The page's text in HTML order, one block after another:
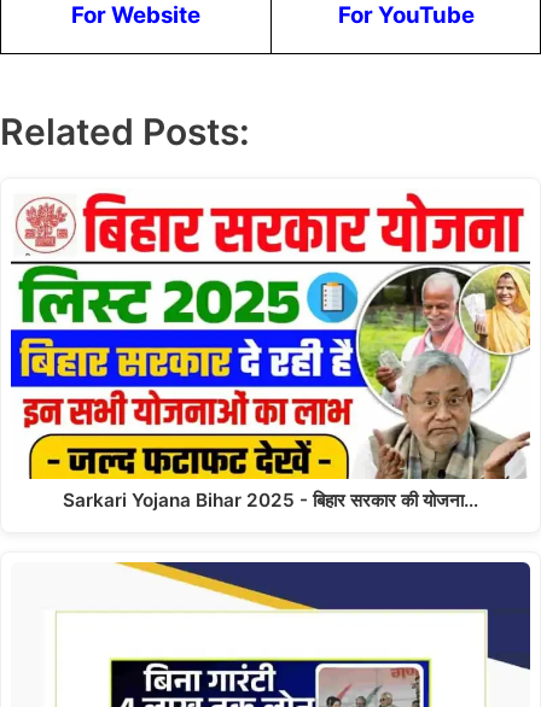
For Website For YouTube
Related Posts:
Sarkari Yojana Bihar 2025 - बिहार सरकार की योजना…